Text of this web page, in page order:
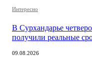
Интересно
В Сурхандарье
получили реальные
09.08.2026